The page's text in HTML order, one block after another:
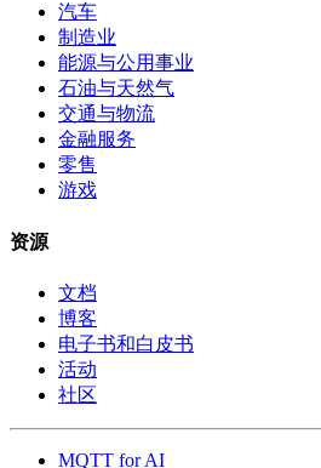
汽车
制造业
能源与公用事业
石油与天然气
交通与物流
金融服务
零售
游戏
资源
文档
博客
电子书和白皮书
活动
社区
MQTT for AI